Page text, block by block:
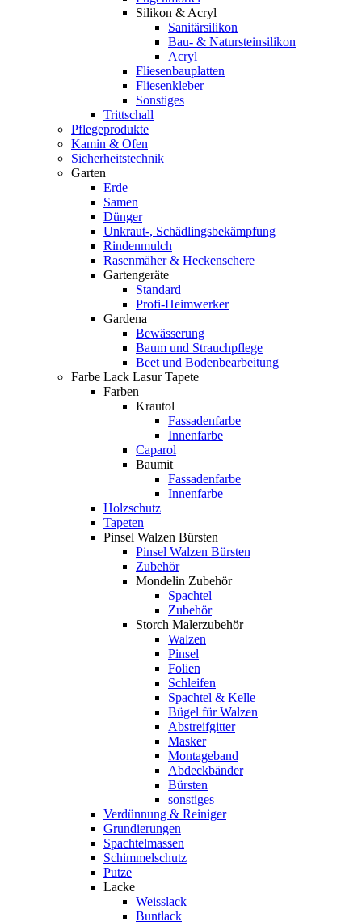
Silikon & Acryl
Sanitärsilikon
Bau- & Natursteinsilikon
Acryl
Fliesenbauplatten
Fliesenkleber
Sonstiges
Trittschall
Pflegeprodukte
Kamin & Ofen
Sicherheitstechnik
Garten
Erde
Samen
Dünger
Unkraut-, Schädlingsbekämpfung
Rindenmulch
Rasenmäher & Heckenschere
Gartengeräte
Standard
Profi-Heimwerker
Gardena
Bewässerung
Baum und Strauchpflege
Beet und Bodenbearbeitung
Farbe Lack Lasur Tapete
Farben
Krautol
Fassadenfarbe
Innenfarbe
Caparol
Baumit
Fassadenfarbe
Innenfarbe
Holzschutz
Tapeten
Pinsel Walzen Bürsten
Pinsel Walzen Bürsten
Zubehör
Mondelin Zubehör
Spachtel
Zubehör
Storch Malerzubehör
Walzen
Pinsel
Folien
Schleifen
Spachtel & Kelle
Bügel für Walzen
Abstreifgitter
Masker
Montageband
Abdeckbänder
Bürsten
sonstiges
Verdünnung & Reiniger
Grundierungen
Spachtelmassen
Schimmelschutz
Putze
Lacke
Weisslack
Buntlack